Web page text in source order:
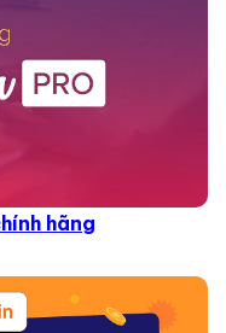
hãng